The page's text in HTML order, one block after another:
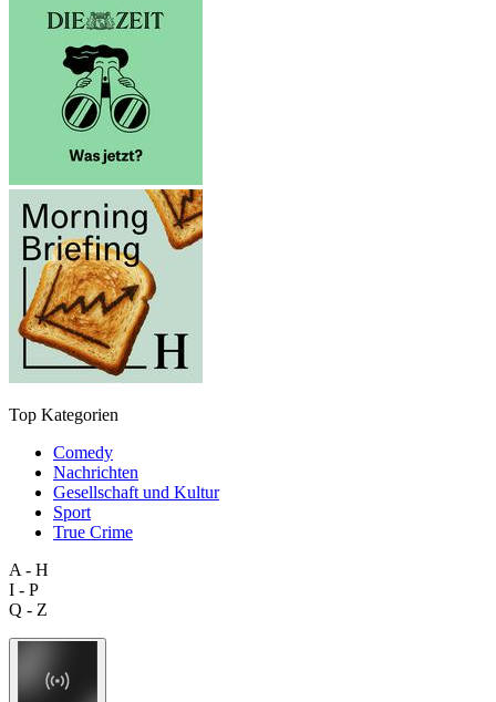
Top Kategorien
Comedy
Nachrichten
Gesellschaft und Kultur
Sport
True Crime
A - H
I - P
Q - Z